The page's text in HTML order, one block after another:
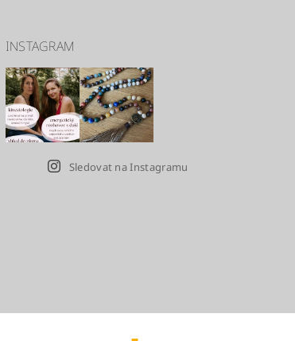
INSTAGRAM
Sledovat na Instagramu